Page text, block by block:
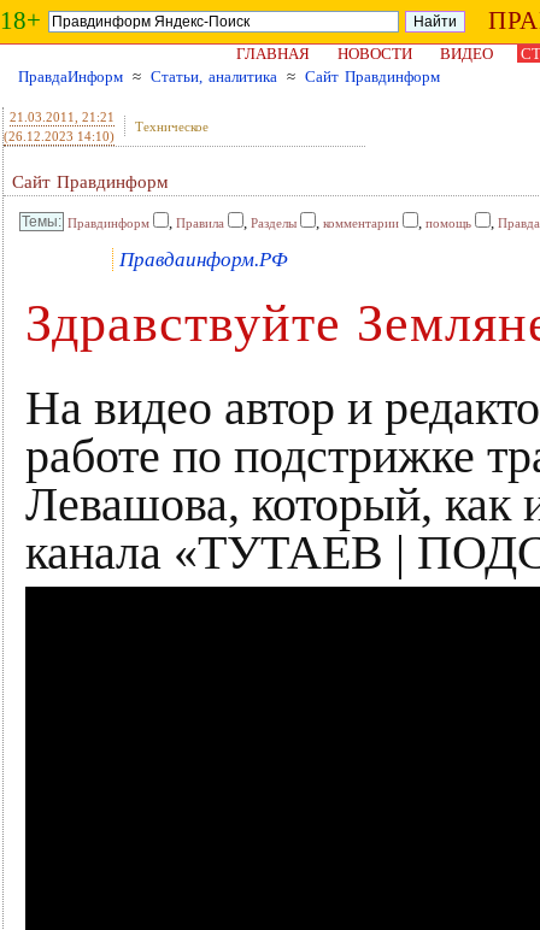
18+
ГЛАВНАЯ НОВОСТИ ВИДЕО
ПравдаИнформ ≈ Статьи, аналитика ≈ Сайт Правдинформ
21.03.2011
, 21:21
(26.12.2023 14:10)
Техническое
Сайт Правдинформ
Правдинформ , Правила , Разделы , комментарии , помощь ,
Правдаинформ.РФ
Здравствуйте
На видео автор и
работе по подстрижке
Левашова, который, как
канала «ТУТАЕВ |